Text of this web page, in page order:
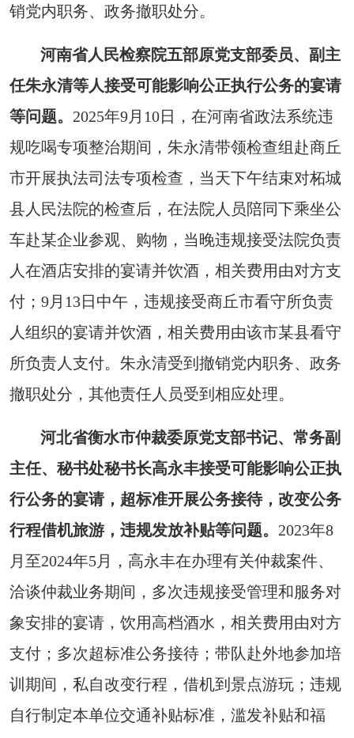
销党内职务、政务撤职处分。
河南省人民检察院五部原党支部委员、副主
任朱永清等人接受可能影响公正执行公务的宴请
等问题。 2025年9月10日，在河南省政法系统违
规吃喝专项整治期间，朱永清带领检查组赴商丘
市开展执法司法专项检查，当天下午结束对柘城
县人民法院的检查后，在法院人员陪同下乘坐公
车赴某企业参观、购物，当晚违规接受法院负责
人在酒店安排的宴请并饮酒，相关费用由对方支
付；9月13日中午，违规接受商丘市看守所负责
人组织的宴请并饮酒，相关费用由该市某县看守
所负责人支付。朱永清受到撤销党内职务、政务
撤职处分，其他责任人员受到相应处理。
河北省衡水市仲裁委原党支部书记、常务副
主任、秘书处秘书长高永丰接受可能影响公正执
行公务的宴请，超标准开展公务接待，改变公务
行程借机旅游，违规发放补贴等问题。 2023年8
月至2024年5月，高永丰在办理有关仲裁案件、
洽谈仲裁业务期间，多次违规接受管理和服务对
象安排的宴请，饮用高档酒水，相关费用由对方
支付；多次超标准公务接待；带队赴外地参加培
训期间，私自改变行程，借机到景点游玩；违规
自行制定本单位交通补贴标准，滥发补贴和福